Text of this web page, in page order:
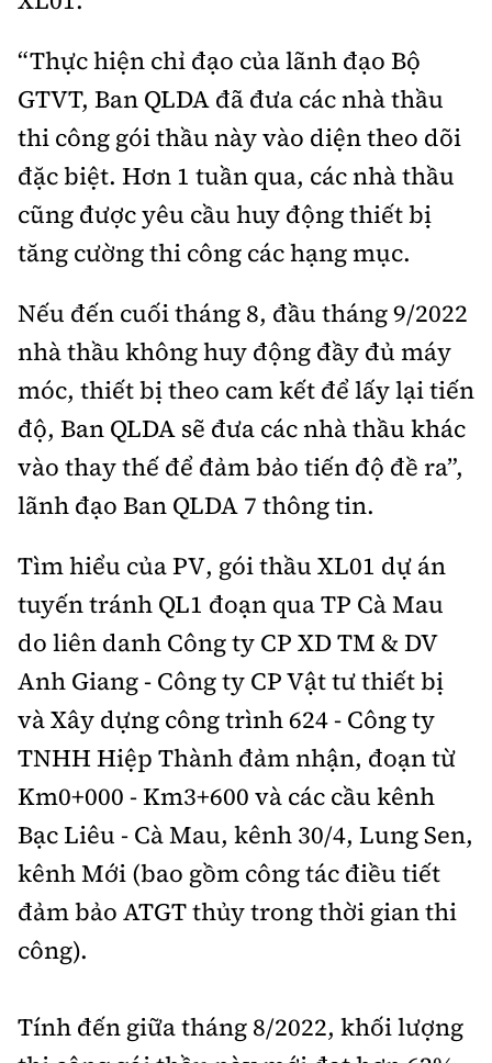
Tòa soạn: Số 2 Nguyễn Công Hoan, phường Giảng Võ,
Tổng biên tập: Nguyễn Thị Hồng Nga
Phó Tổng biên tập:Nguyễn Sơn Tùng,
Nguyễn Đức Thắng, La Đức Hùng
Hotline:
0901 514 799
Quảng cáo và Phát hành:
0915 057 282
Email:
bandoc@baoxaydung.vn
Cấm sao chép dưới mọi hình thức nếu không có sự
chấp thuận bằng văn bản.
Thông tin tòa
soạn
“Thực hiện chỉ đạo của lãnh đạo Bộ
GTVT, Ban QLDA đã đưa các nhà thầu
thi công gói thầu này vào diện theo dõi
đặc biệt. Hơn 1 tuần qua, các nhà thầu
cũng được yêu cầu huy động thiết bị
tăng cường thi công các hạng mục.
Nếu đến cuối tháng 8, đầu tháng 9/2022
nhà thầu không huy động đầy đủ máy
móc, thiết bị theo cam kết để lấy lại tiến
độ, Ban QLDA sẽ đưa các nhà thầu khác
vào thay thế để đảm bảo tiến độ đề ra”,
lãnh đạo Ban QLDA 7 thông tin.
Tìm hiểu của PV, gói thầu XL01 dự án
tuyến tránh QL1 đoạn qua TP Cà Mau
do liên danh Công ty CP XD TM & DV
Anh Giang - Công ty CP Vật tư thiết bị
và Xây dựng công trình 624 - Công ty
TNHH Hiệp Thành đảm nhận, đoạn từ
Km0+000 - Km3+600 và các cầu kênh
Bạc Liêu - Cà Mau, kênh 30/4, Lung Sen,
kênh Mới (bao gồm công tác điều tiết
đảm bảo ATGT thủy trong thời gian thi
công).
Tính đến giữa tháng 8/2022, khối lượng